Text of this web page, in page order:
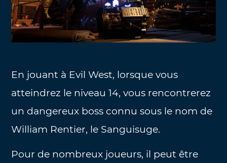
En jouant à Evil West, lorsque vous
atteindrez le niveau 14, vous rencontrerez
un dangereux boss connu sous le nom de
William Rentier, le Sanguisuge.
Pour de nombreux joueurs, il peut être